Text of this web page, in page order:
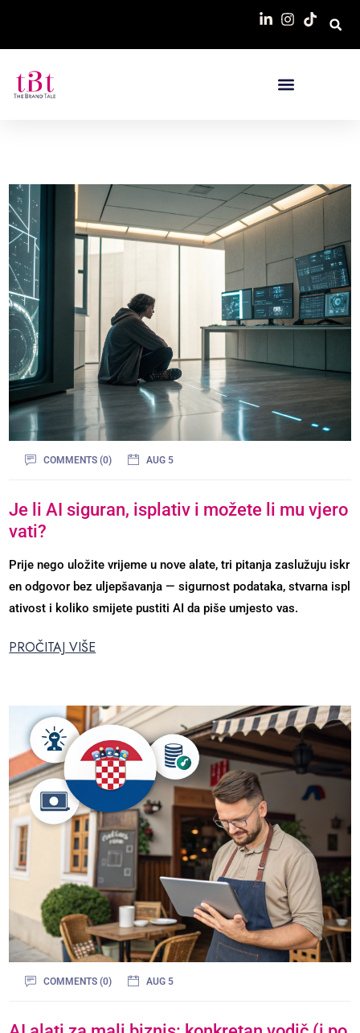
COMMENTS (0) AUG 5
Je li AI siguran, isplativ i možete li mu vjero
vati?
Prije nego uložite vrijeme u nove alate, tri pitanja zaslužuju iskr
en odgovor bez uljepšavanja — sigurnost podataka, stvarna ispl
ativost i koliko smijete pustiti AI da piše umjesto vas.
PROČITAJ VIŠE
COMMENTS (0) AUG 5